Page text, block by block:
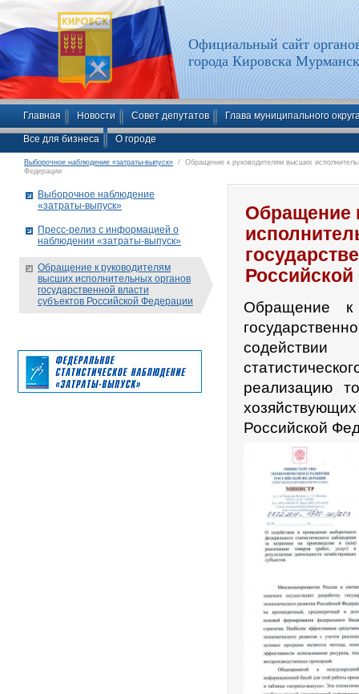
Официальный сайт
города Кировска
Главная Новости Совет депутатов Глава муниципального
Все для бизнеса О городе
Выборочное наблюдение «затраты-выпуск» / Обращение к руководителям высших
Федерации
Обращение
Обращение к
реализацию
Российской
Выборочное наблюдение
«затраты-выпуск»
Пресс-релиз с информацией о
наблюдении «затраты-выпуск»
Обращение к руководителям
высших исполнительных органов
государственной власти
субъектов Российской Федерации